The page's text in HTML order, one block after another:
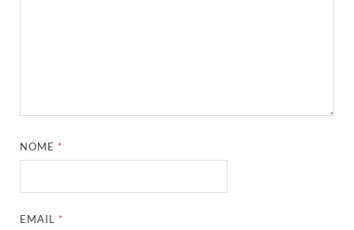
NOME *
EMAIL *